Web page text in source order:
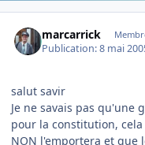
marcarrick
Publication:8 mai
salut savir
Je ne savais pas qu'une
pour la constitution,
NON l'emportera et que